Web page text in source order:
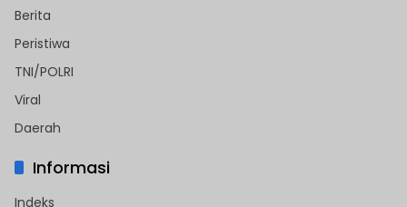
Berita
Peristiwa
TNI/POLRI
Viral
Daerah
Informasi
Indeks